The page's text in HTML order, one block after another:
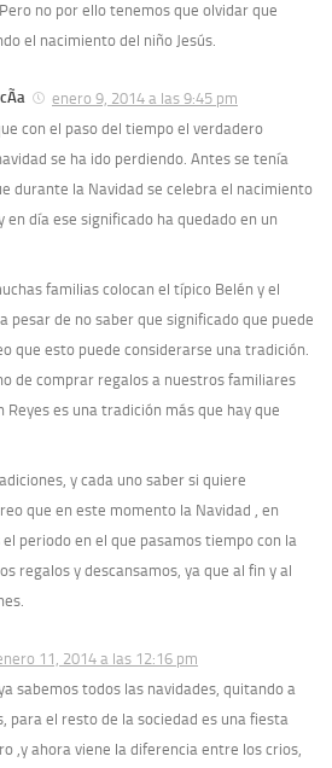
no por ello tenemos que olvidar que
el nacimiento del niño Jesús.
enero 9, 2014 a las 9:45 pm
con el paso del tiempo el verdadero
se ha ido perdiendo. Antes se tení­a
durante la Navidad se celebra el nacimiento
en dí­a ese significado ha quedado en un
familias colocan el tí­pico Belén y el
pesar de no saber que significado que puede
que esto puede considerarse una tradición.
de comprar regalos a nuestros familiares
Reyes es una tradición más que hay que
y cada uno saber si quiere
que en este momento la Navidad , en
el periodo en el que pasamos tiempo con la
regalos y descansamos, ya que al fin y al
11, 2014 a las 12:16 pm
sabemos todos las navidades, quitando a
para el resto de la sociedad es una fiesta
,y ahora viene la diferencia entre los crios,